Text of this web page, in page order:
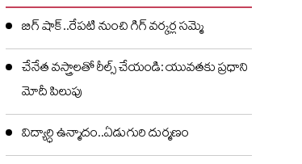
బిగ్ షాక్..రేపటి నుంచి గిగ్ వర్కర్ల సమ్మె
చేనేత వస్త్రాలతో రీల్స్ చేయండి: యువతకు ప్రధాని
మోదీ పిలుపు
విద్యార్ధి ఉన్మాదం..ఏడుగురి దుర్మణం